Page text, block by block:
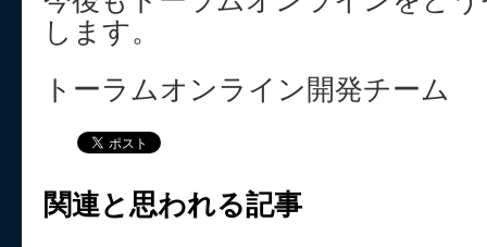
します。
トーラムオンライン開発チーム
関連と思われる記事